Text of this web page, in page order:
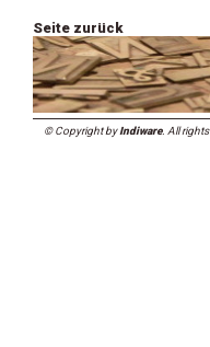
Seite zurück
© Copyright byIndiware. All rights